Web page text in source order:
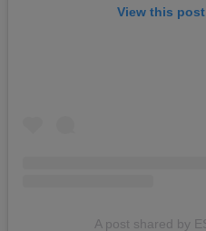
View this
A post shared by